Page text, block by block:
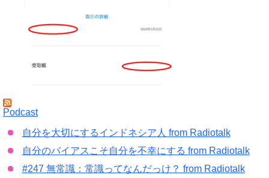
Podcast
自分を大切にするインドネシア人 from Radiotalk
自分のバイアスこそ自分を不幸にする from Radiotalk
#247 無常識：常識ってなんだっけ？ from Radiotalk